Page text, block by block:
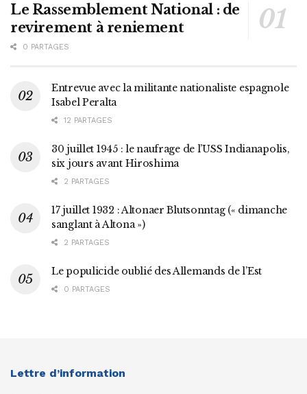
Le Rassemblement National : de
revirement à reniement
0 PARTAGES
Entrevue avec la militante nationaliste espagnole
Isabel Peralta
12 PARTAGES
30 juillet 1945 : le naufrage de l’USS Indianapolis,
six jours avant Hiroshima
2 PARTAGES
17 juillet 1932 : Altonaer Blutsonntag (« dimanche
sanglant à Altona »)
2 PARTAGES
Le populicide oublié des Allemands de l’Est
0 PARTAGES
Lettre d’information